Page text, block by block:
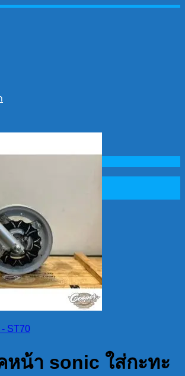
the cart.
- ST70
น้า sonic ใส่กะทะ